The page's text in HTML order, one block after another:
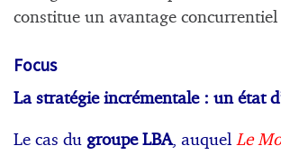
constitue un avantage concurrentiel
Focus
La stratégie incrémentale : un état
Le cas du groupe LBA, auquel Le